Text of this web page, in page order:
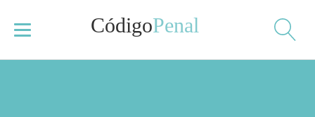
CódigoPenal